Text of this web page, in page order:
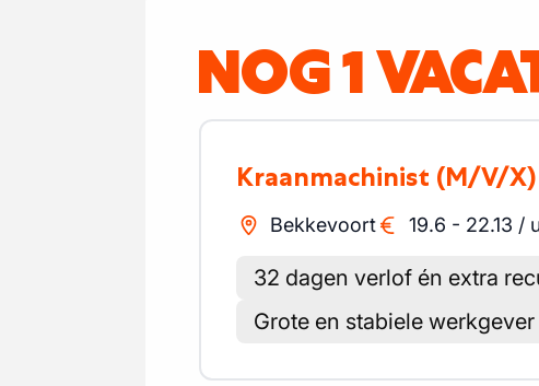
NOG 1
Kraanmachinist (M/V/X)
Bekkevoort 19.6 - 22.13 /
32 dagen verlof én extra
Grote en stabiele